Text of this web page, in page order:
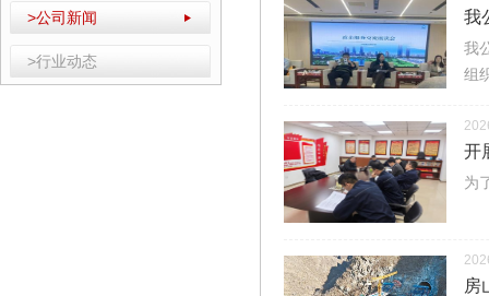
>公司新闻
>行业动态
我
我
组
开
为
房